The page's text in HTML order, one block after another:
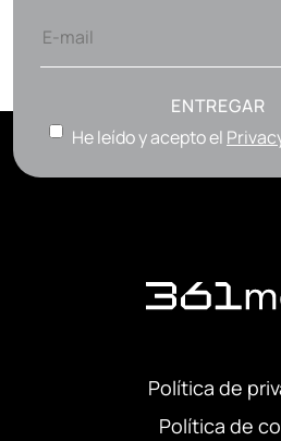
ENTREGAR
He leído y acepto el
Política de
Política de